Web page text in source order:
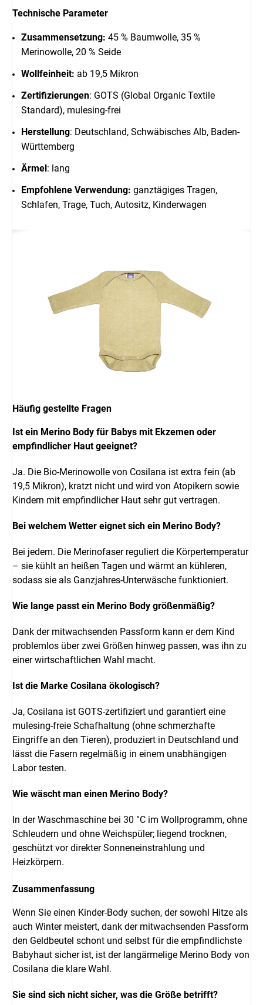
Technische Parameter
Zusammensetzung: 45 % Baumwolle, 35 %
Merinowolle, 20 % Seide
Wollfeinheit: ab 19,5 Mikron
Zertifizierungen: GOTS (Global Organic Textile
Standard), mulesing-frei
Herstellung: Deutschland, Schwäbisches Alb, Baden-
Württemberg
Ärmel : lang
Empfohlene Verwendung: ganztägiges Tragen,
Schlafen, Trage, Tuch, Autositz, Kinderwagen
Häufig gestellte Fragen
Ist ein Merino Body für Babys mit Ekzemen oder
empfindlicher Haut geeignet?
Ja. Die Bio-Merinowolle von Cosilana ist extra fein (ab
19,5 Mikron), kratzt nicht und wird von Atopikern sowie
Kindern mit empfindlicher Haut sehr gut vertragen.
Bei welchem Wetter eignet sich ein Merino Body?
Bei jedem. Die Merinofaser reguliert die Körpertemperatur
– sie kühlt an heißen Tagen und wärmt an kühleren,
sodass sie als Ganzjahres-Unterwäsche funktioniert.
Wie lange passt ein Merino Body größenmäßig?
Dank der mitwachsenden Passform kann er dem Kind
problemlos über zwei Größen hinweg passen, was ihn zu
einer wirtschaftlichen Wahl macht.
Ist die Marke Cosilana ökologisch?
Ja, Cosilana ist GOTS-zertifiziert und garantiert eine
mulesing-freie Schafhaltung (ohne schmerzhafte
Eingriffe an den Tieren), produziert in Deutschland und
lässt die Fasern regelmäßig in einem unabhängigen
Labor testen.
Wie wäscht man einen Merino Body?
In der Waschmaschine bei 30 °C im Wollprogramm, ohne
Schleudern und ohne Weichspüler; liegend trocknen,
geschützt vor direkter Sonneneinstrahlung und
Heizkörpern.
Zusammenfassung
Wenn Sie einen Kinder-Body suchen, der sowohl Hitze als
auch Winter meistert, dank der mitwachsenden Passform
den Geldbeutel schont und selbst für die empfindlichste
Babyhaut sicher ist, ist der langärmelige Merino Body von
Cosilana die klare Wahl.
Sie sind sich nicht sicher, was die Größe betrifft?